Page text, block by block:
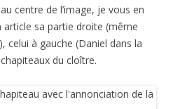
centre de l’image, je vous en
sa partie droite (même
celui à gauche (Daniel dans la
du cloître.